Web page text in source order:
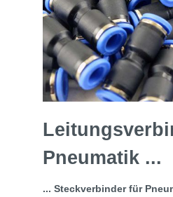
Pneumatik ...
... Steckverbinder für